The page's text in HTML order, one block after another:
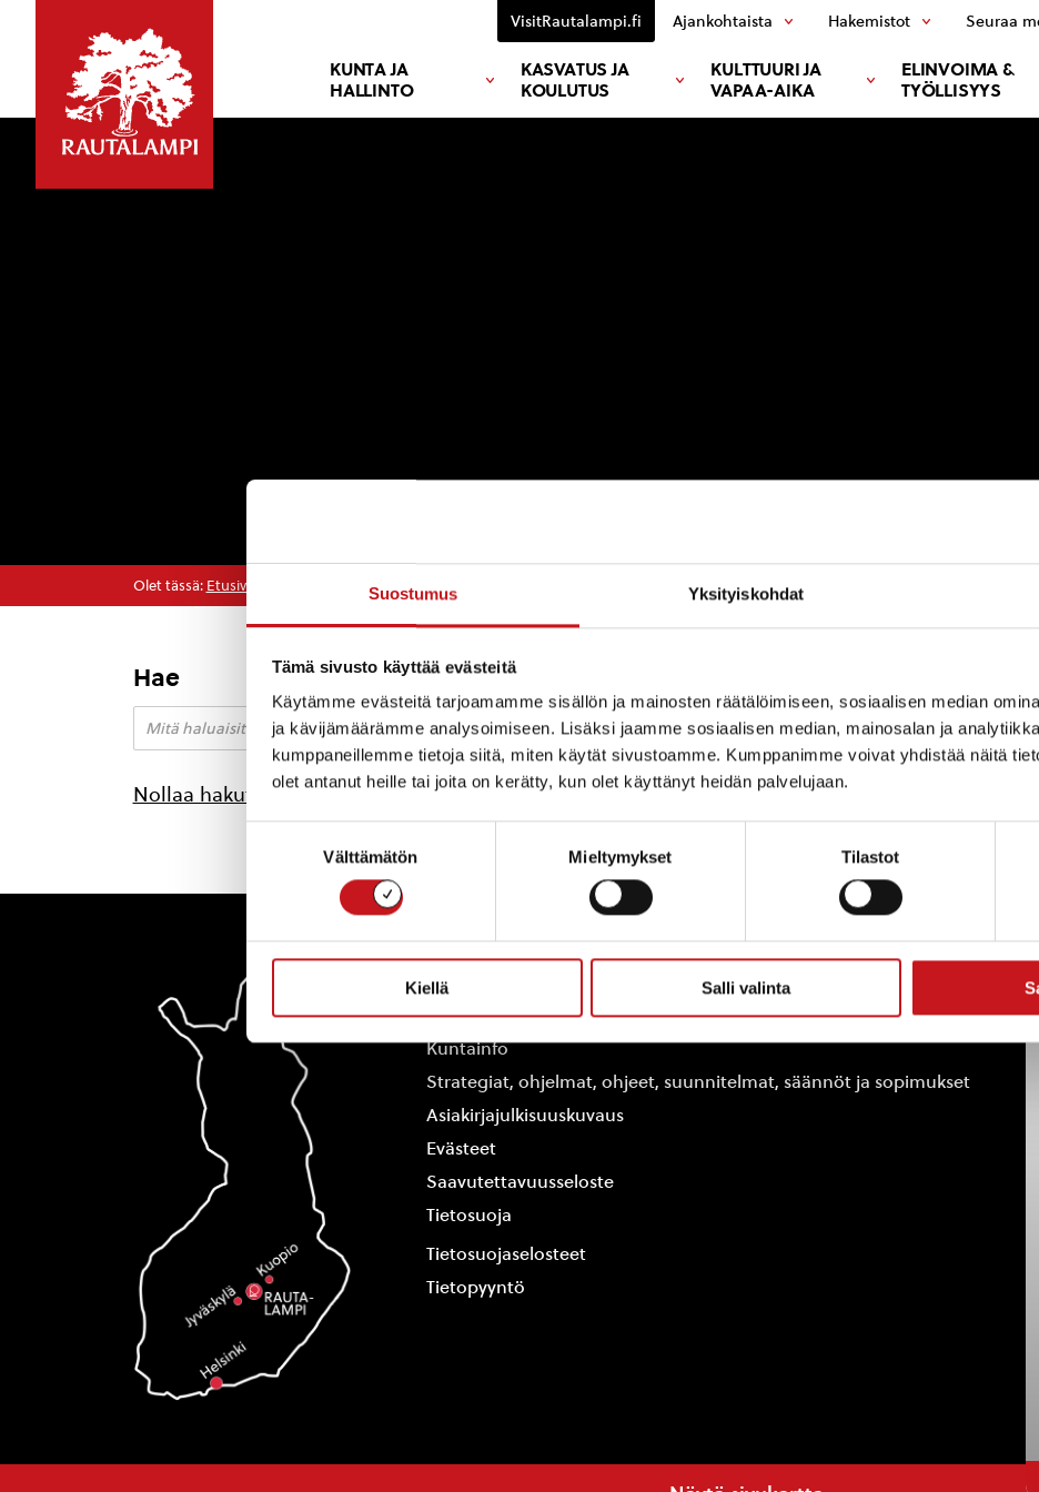
Suostumus Yksityiskohdat
Tämä sivusto käyttää evästeitä
Käytämme evästeitä tarjoamamme sisällön ja mainosten räätälöimiseen, sosiaalisen median
ja kävijämäärämme analysoimiseen. Lisäksi jaamme sosiaalisen median, mainosalan ja
kumppaneillemme tietoja siitä, miten käytät sivustoamme. Kumppanimme voivat yhdistää näitä
olet antanut heille tai joita on kerätty, kun olet käyttänyt heidän palvelujaan.
Välttämätön Mieltymykset Tilastot
Kiellä Salli valinta
KUNTA JA
HALLINTO
KASVATUS JA
KOULUTUS
KULTTUURI JA
VAPAA-AIKA
ELINVOIMA &
TYÖLLISYYS
VisitRautalampi.fi Ajankohtaista Hakemistot Seuraa
Olet tässä: Etusivu
Hae
Nollaa hakutulokset
Ei löytynyt
Yhteystiedot
Kuntainfo
Strategiat, ohjelmat, ohjeet, suunnitelmat, säännöt ja sopimukset
Asiakirjajulkisuuskuvaus
Evästeet
Saavutettavuusseloste
Tietosuoja
Tietosuojaselosteet
Tietopyyntö